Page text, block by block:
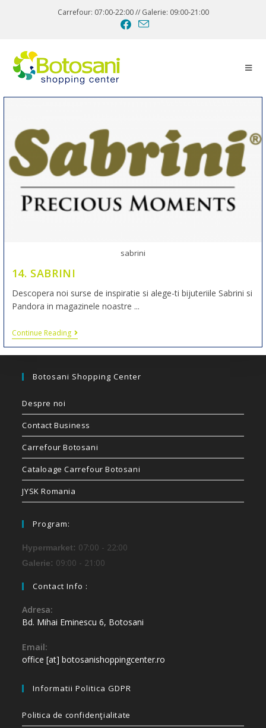
Carrefour: 07:00-22:00 // Galerie: 09:00-21:00
sabrini
14. SABRINI
Descopera noi surse de inspiratie si alege-ti bijuteriile Sabrini si
Pandora in magazinele noastre ...
Continue Reading
Botosani Shopping Center
Despre noi
Contact Business
Carrefour Botosani
Cataloage Carrefour Botosani
JYSK Romania
Program:
Hypermarket: 07:00 - 22:00
Galerie: 09:00 - 21:00
Contact Info :
Adresa:
Bd. Mihai Eminescu 6, Botosani
Email:
office [at] botosanishoppingcenter.ro
Informatii Politica GDPR
Politica de confidenţialitate